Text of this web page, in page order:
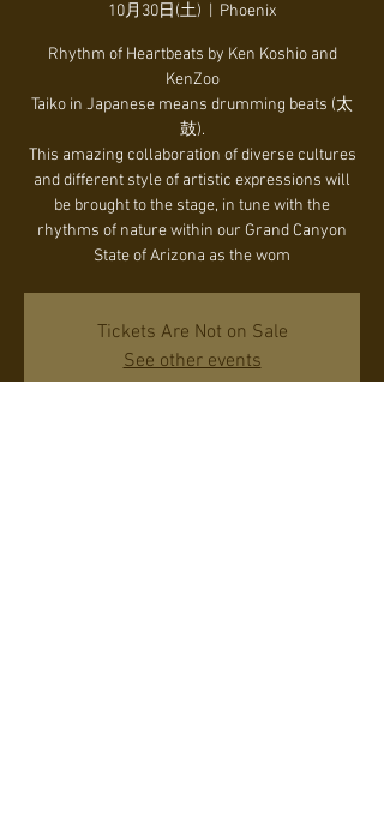
10月30日(土) Phoenix
Rhythm of Heartbeats by Ken Koshio and
KenZoo
Taiko in Japanese means drumming beats (太
鼓).
This amazing collaboration of diverse cultures
and different style of artistic expressions will
be brought to the stage, in tune with the
rhythms of nature within our Grand Canyon
State of Arizona as the wom
Tickets Are Not on Sale
See other events